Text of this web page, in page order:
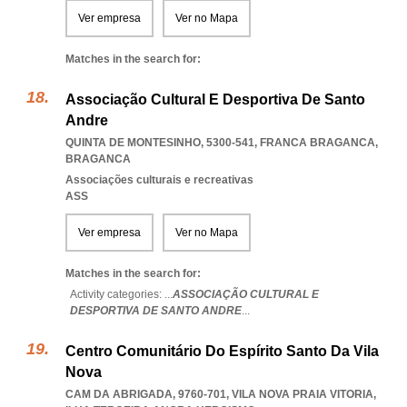
Ver empresa Ver no Mapa
Matches in the search for:
Associação Cultural E Desportiva De Santo
Andre
QUINTA DE MONTESINHO, 5300-541, FRANCA BRAGANCA,
BRAGANCA
Associações culturais e recreativas
ASS
Ver empresa Ver no Mapa
Matches in the search for:
Activity categories: ...ASSOCIAÇÃO CULTURAL E
DESPORTIVA DE SANTO ANDRE...
Centro Comunitário Do Espírito Santo Da Vila
Nova
CAM DA ABRIGADA, 9760-701, VILA NOVA PRAIA VITORIA,